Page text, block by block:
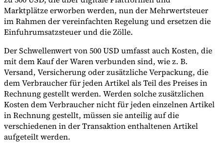
Marktplätze erworben werden, nun der Mehrwertsteuer
im Rahmen der vereinfachten Regelung und ersetzen die
Einfuhrumsatzsteuer und die Zölle.
Der Schwellenwert von 500 USD umfasst auch Kosten, die
mit dem Kauf der Waren verbunden sind, wie z. B.
Versand, Versicherung oder zusätzliche Verpackung, die
dem Verbraucher für jeden Artikel als Teil des Preises in
Rechnung gestellt werden. Werden solche zusätzlichen
Kosten dem Verbraucher nicht für jeden einzelnen Artikel
in Rechnung gestellt, müssen sie anteilig auf die
verschiedenen in der Transaktion enthaltenen Artikel
aufgeteilt werden.